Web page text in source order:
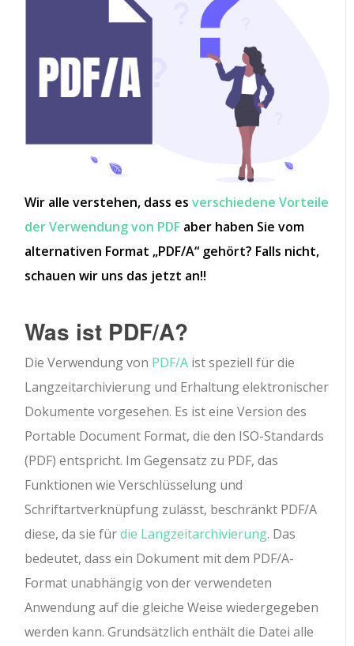
Wir alle verstehen, dass es verschiedene Vorteile
der Verwendung von PDF aber haben Sie vom
alternativen Format „PDF/A“ gehört? Falls nicht,
schauen wir uns das jetzt an!!
Was ist PDF/A?
Die Verwendung von PDF/A ist speziell für die
Langzeitarchivierung und Erhaltung elektronischer
Dokumente vorgesehen. Es ist eine Version des
Portable Document Format, die den ISO-Standards
(PDF) entspricht. Im Gegensatz zu PDF, das
Funktionen wie Verschlüsselung und
Schriftartverknüpfung zulässt, beschränkt PDF/A
diese, da sie fürdie Langzeitarchivierung. Das
bedeutet, dass ein Dokument mit dem PDF/A-
Format unabhängig von der verwendeten
Anwendung auf die gleiche Weise wiedergegeben
werden kann. Grundsätzlich enthält die Datei alle